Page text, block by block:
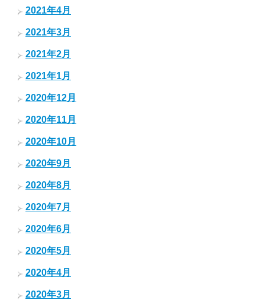
2021年4月
2021年3月
2021年2月
2021年1月
2020年12月
2020年11月
2020年10月
2020年9月
2020年8月
2020年7月
2020年6月
2020年5月
2020年4月
2020年3月